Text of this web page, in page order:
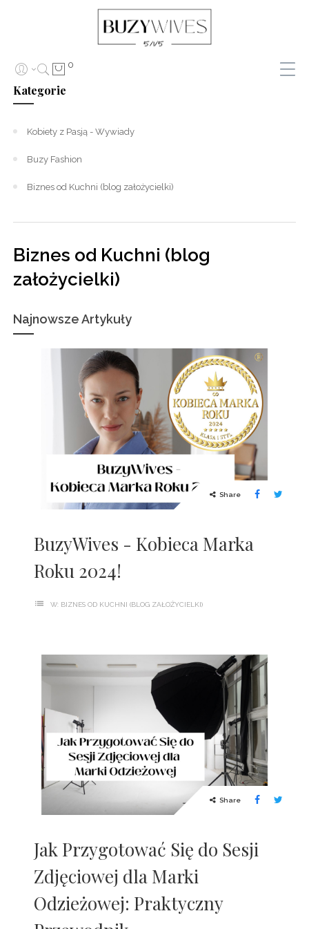
0
Kategorie
Kobiety z Pasją - Wywiady
Buzy Fashion
Biznes od Kuchni (blog założycielki)
Biznes od Kuchni (blog
założycielki)
Najnowsze Artykuły
BuzyWives - Kobieca Marka
Roku 2024!
Share
list W: BIZNES OD KUCHNI (BLOG ZAŁOŻYCIELKI)
Jak Przygotować Się do Sesji
Zdjęciowej dla Marki
Odzieżowej: Praktyczny
Share